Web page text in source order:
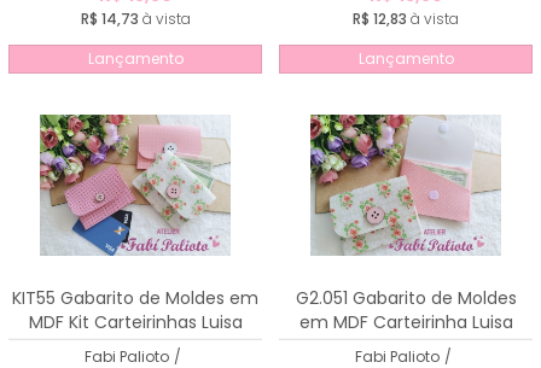
R$ 14,73 à vista
Lançamento
R$ 12,83 à vista
Lançamento
KIT55 Gabarito de Moldes em
MDF Kit Carteirinhas Luisa
Fabi Palioto /
G2.051 Gabarito de Moldes
em MDF Carteirinha Luisa
porta documento
Fabi Palioto /